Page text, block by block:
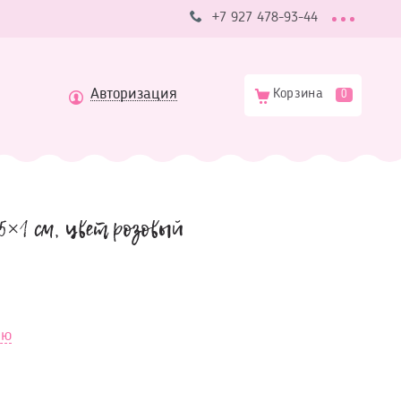
+7 927 478-93-44
Авторизация Корзина 0
см, цвет розовый